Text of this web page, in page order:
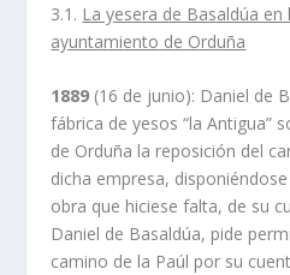
3.1. La yesera de Basaldúa en
ayuntamiento de Orduña
1889 (16 de junio): Daniel de
fábrica de yesos “la Antigua”
de Orduña la reposición del
dicha empresa,
obra que hiciese falta, de su
Daniel de Basaldúa, pide
camino de la Paúl por su